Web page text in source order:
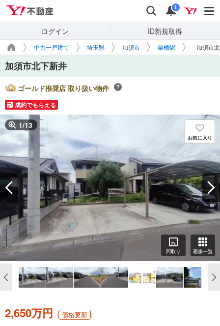
検索 通知
i
ログイン ID新規取得
中古一戸建て 埼玉県 加須市 栗橋駅 加須市
加須市北下新井
ゴールド推奨店 取り扱い物件
成約でもらえる
1/13
お気に入り
間取り 画像一覧
2,650万円 価格更新